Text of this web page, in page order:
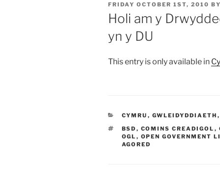
POSTED
ON
FRIDAY OCTOBER 1ST, 2010
Holi am y
yn y DU
This entry is only available in
CATEGORIES
CYMRU , GWLEIDYDDIAETH
TAGS
BSD , COMINS CREADIGOL ,
OGL , OPEN GOVERNMENT
AGORED